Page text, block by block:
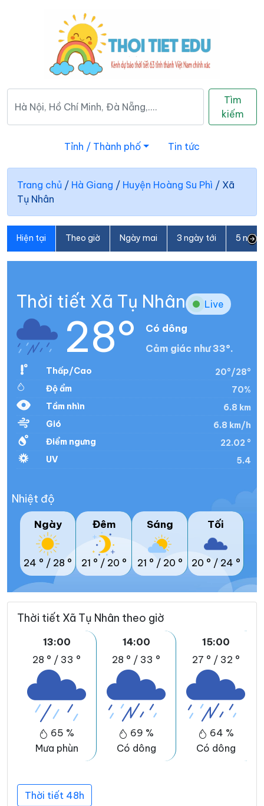
Tìm
kiếm
Tỉnh / Thành phố Tin tức
Trang chủ / Hà Giang / Huyện Hoàng Su Phì / Xã
Tụ Nhân
Hiện tại Theo giờ Ngày mai 3 ngày tới 5
Thời tiết Xã Tụ Nhân Live
28°
Có dông
Cảm giác như 33°.
Thấp/Cao
20°/28°
Độ ẩm
70%
Tầm nhìn
6.8 km
Gió
6.8 km/h
Điểm ngưng
22.02 °
UV
5.4
Nhiệt độ
Ngày
24 ° / 28 °
Đêm
21 ° / 20 °
Sáng
21 ° / 20 °
Tối
20 ° / 24 °
Thời tiết Xã Tụ Nhân theo giờ
13:00
28 ° / 33 °
65 %
Mưa phùn
14:00
28 ° / 33 °
69 %
Có dông
15:00
27 ° / 32 °
64 %
Có dông
Thời tiết 48h